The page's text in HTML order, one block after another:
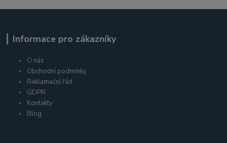
Informace pro zákazníky
O nás
Obchodní podmínky
Reklamační řád
GDPR
Kontakty
Blog